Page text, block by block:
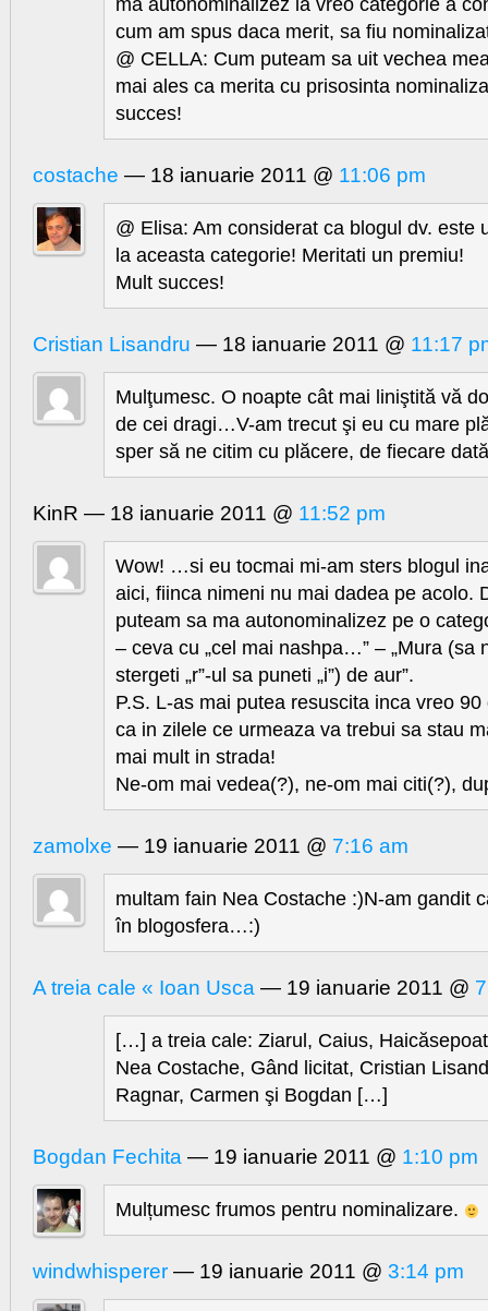
ma autonominalizez la vreo categorie a
cum am spus daca merit, sa fiu
@ CELLA: Cum puteam sa uit vechea
mai ales ca merita cu prisosinta
succes!
costache — 18 ianuarie 2011 @ 11:06 pm
@ Elisa: Am considerat ca blogul dv. este
la aceasta categorie! Meritati un premiu!
Mult succes!
Cristian Lisandru — 18 ianuarie 2011 @ 11:17
Mulţumesc. O noapte cât mai liniştită vă
de cei dragi…V-am trecut şi eu cu mare
sper să ne citim cu plăcere, de fiecare
KinR — 18 ianuarie 2011 @ 11:52 pm
Wow! …si eu tocmai mi-am sters blogul
aici, fiinca nimeni nu mai dadea pe acolo.
puteam sa ma autonominalizez pe o
– ceva cu „cel mai nashpa…” – „Mura (sa
stergeti „r”-ul sa puneti „i”) de aur”.
P.S. L-as mai putea resuscita inca vreo
ca in zilele ce urmeaza va trebui sa stau
mai mult in strada!
Ne-om mai vedea(?), ne-om mai citi(?),
zamolxe — 19 ianuarie 2011 @ 7:16 am
multam fain Nea Costache :)N-am gandit
în blogosfera…:)
A treia cale « Ioan Usca — 19 ianuarie 2011 @
[…] a treia cale: Ziarul, Caius,
Nea Costache, Gând licitat, Cristian
Ragnar, Carmen şi Bogdan […]
Bogdan Fechita — 19 ianuarie 2011 @ 1:10 pm
Mulțumesc frumos pentru nominalizare.
windwhisperer — 19 ianuarie 2011 @ 3:14 pm